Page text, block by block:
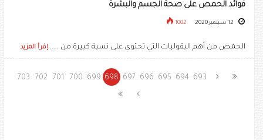
فوائد الحمص على صحة الجسم والبشرة
1002
الحمص من أهم البقوليات التي تحتوي على نسبة كبيرة من ..... إقرأ المزيد
693
694
695
696
697
698
699
700
701
702
703